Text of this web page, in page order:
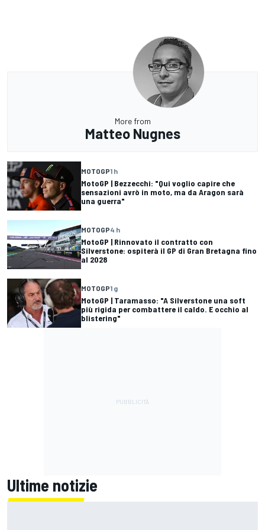
More from
Matteo Nugnes
MOTOGP1 h
MotoGP | Bezzecchi: "Qui voglio capire che
sensazioni avrò in moto, ma da Aragon sarà
una guerra"
MOTOGP4 h
MotoGP | Rinnovato il contratto con
Silverstone: ospiterà il GP di Gran Bretagna fino
al 2028
MOTOGP1 g
MotoGP | Taramasso: "A Silverstone una soft
più rigida per combattere il caldo. E occhio al
blistering"
Ultime notizie